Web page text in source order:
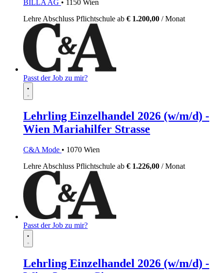
BILLA AG • 1150 Wien
Lehre Abschluss Pflichtschule ab € 1.200,00 / Monat
Passt der Job zu mir?
Lehrling Einzelhandel 2026 (w/m/d) -
Wien Mariahilfer Strasse
C&A Mode • 1070 Wien
Lehre Abschluss Pflichtschule ab € 1.226,00 / Monat
Passt der Job zu mir?
Lehrling Einzelhandel 2026 (w/m/d) -